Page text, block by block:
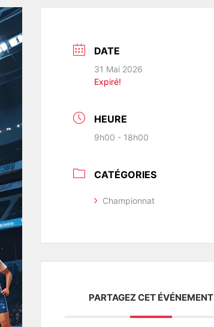
DATE
31 Mai 2026
Expiré!
HEURE
9h00 - 18h00
CATÉGORIES
Championnat
PARTAGEZ CET ÉVÉNEMENT